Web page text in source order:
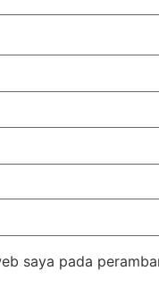
saya pada